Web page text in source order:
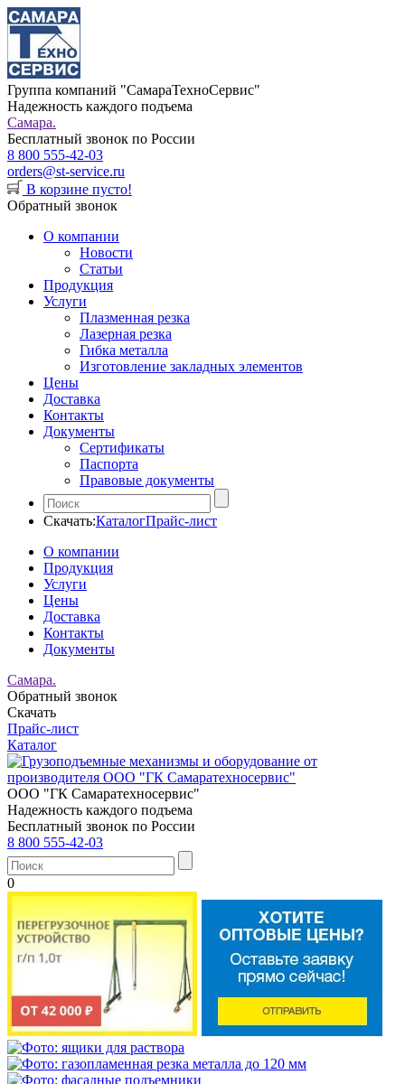
Группа компаний "СамараТехноСервис"
Надежность каждого подъема
Самара.
Бесплатный звонок по России
8 800 555-42-03
orders@st-service.ru
В корзине пусто!
Обратный звонок
О компании
Новости
Статьи
Продукция
Услуги
Плазменная резка
Лазерная резка
Гибка металла
Изготовление закладных элементов
Цены
Доставка
Контакты
Документы
Сертификаты
Паспорта
Правовые документы
Скачать:КаталогПрайс-лист
О компании
Продукция
Услуги
Цены
Доставка
Контакты
Документы
Самара.
Обратный звонок
Скачать
Прайс-лист
Каталог
ООО "ГК Самаратехносервис"
Надежность каждого подъема
Бесплатный звонок по России
8 800 555-42-03
0